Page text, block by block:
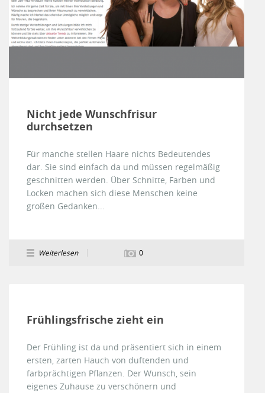
Nicht jede Wunschfrisur
durchsetzen
Für manche stellen Haare nichts Bedeutendes
dar. Sie sind einfach da und müssen regelmäßig
geschnitten werden. Über Schnitte, Farben und
Locken machen sich diese Menschen keine
großen Gedanken...
Weiterlesen 0
Frühlingsfrische zieht ein
Der Frühling ist da und präsentiert sich in einem
ersten, zarten Hauch von duftenden und
farbprächtigen Pflanzen. Der Wunsch, sein
eigenes Zuhause zu verschönern und